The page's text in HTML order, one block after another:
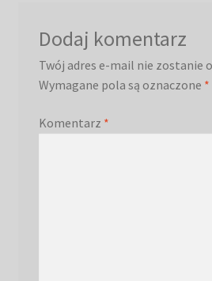
Dodaj komentarz
Twój adres e-mail nie zostanie
Wymagane pola są oznaczone *
Komentarz *